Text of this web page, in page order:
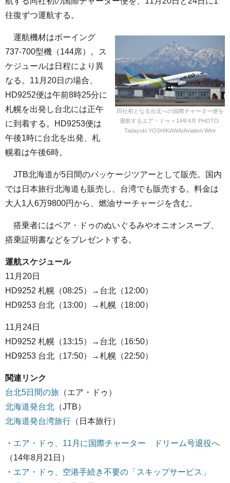
往復ずつ運航する。
同社初となる台北への国際チャーター便を
運航するエア・ドゥ＝14年4月 PHOTO:
Tadayuki YOSHIKAWA/Aviation Wire
運航機材はボーイング
737-700型機（144席）。ス
ケジュールは日程により異
なる。11月20日の場合、
HD9252便は午前8時25分に
札幌を出発し台北には正午
に到着する。HD9253便は
午後1時に台北を出発、札
幌着は午後6時。
JTB北海道が5日間のパッケージツアーとして販売。国内
では日本旅行北海道も販売し、台湾でも販売する。料金は
大人1人6万9800円から、燃油サーチャージを含む。
搭乗者にはベア・ドゥのぬいぐるみやオニオンスープ、
搭乗証明書などをプレゼントする。
運航スケジュール
11月20日
HD9252 札幌（08:25）→台北（12:00）
HD9253 台北（13:00）→札幌（18:00）
11月24日
HD9252 札幌（13:15）→台北（16:50）
HD9253 台北（17:50）→札幌（22:50）
関連リンク
台北5日間の旅 （エア・ドゥ）
北海道発台北 （JTB）
北海道発台湾旅行 （日本旅行）
・ エア・ドゥ、11月に国際チャーター ドリーム号退役へ
（14年8月21日）
・ エア・ドゥ、空港手続き不要の「スキップサービス」